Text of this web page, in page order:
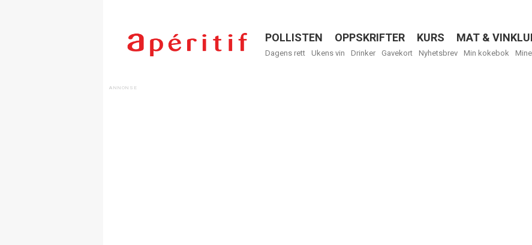
Menu
POLLISTEN OPPSKRIFTER KURS MAT &
Dagens rett Ukens vin Drinker Gavekort Nyhetsbrev Min kokebok